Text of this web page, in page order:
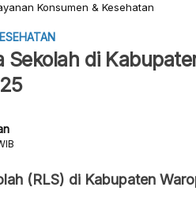
Konsumen & Kesehatan
Sekolah di
(RLS) di Kabupaten